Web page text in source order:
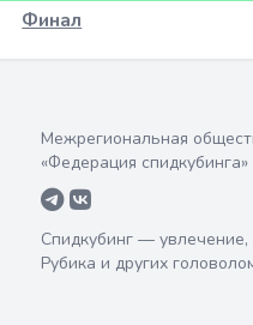
Финал
Межрегиональная
«Федерация спидкубинга»
Спидкубинг —
Рубика и других